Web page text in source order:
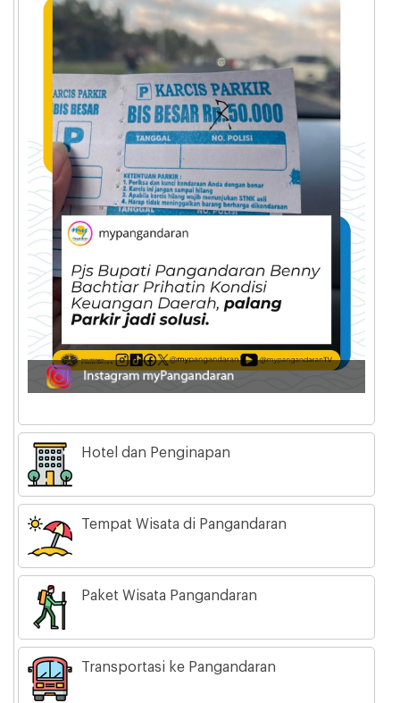
Hotel dan Penginapan
Tempat Wisata di Pangandaran
Paket Wisata Pangandaran
Transportasi ke Pangandaran